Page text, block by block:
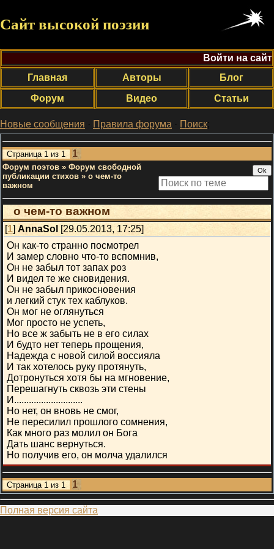
Сайт высокой поэзии
Войти на сайт
Главная
Авторы
Блог
Форум
Видео Статьи
Новые сообщения · Правила форума · Поиск;
Страница 1 из 1 1
Форум поэтов » Форум свободной
публикации стихов » о чем-то
важном
о чем-то важном
[1] AnnaSol [29.05.2013, 17:25]
Он как-то странно посмотрел
И замер словно что-то вспомнив,
Он не забыл тот запах роз
И видел те же сновидения.
Он не забыл прикосновения
и легкий стук тех каблуков.
Он мог не оглянуться
Мог просто не успеть,
Но все ж забыть не в его силах
И будто нет теперь прощения,
Надежда с новой силой воссияла
И так хотелось руку протянуть,
Дотронуться хотя бы на мгновение,
Перешагнуть сквозь эти стены
И............................
Но нет, он вновь не смог,
Не пересилил прошлого сомнения,
Как много раз молил он Бога
Дать шанс вернуться.
Но получив его, он молча удалился
Страница 1 из 1 1
Полная версия сайта